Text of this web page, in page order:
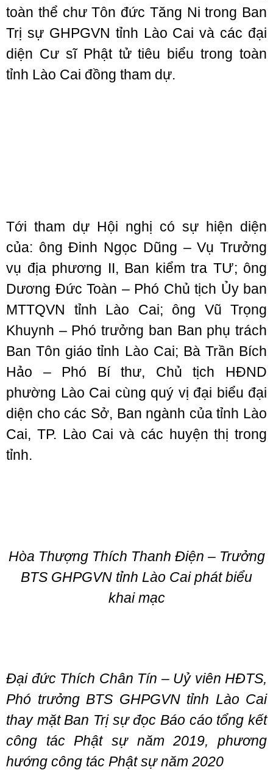
toàn thể chư Tôn đức Tăng Ni trong Ban
Trị sự GHPGVN tỉnh Lào Cai và các đại
diện Cư sĩ Phật tử tiêu biểu trong toàn
tỉnh Lào Cai đồng tham dự.
Tới tham dự Hội nghị có sự hiện diện
của: ông Đinh Ngọc Dũng – Vụ Trưởng
vụ địa phương II, Ban kiểm tra TƯ; ông
Dương Đức Toàn – Phó Chủ tịch Ủy ban
MTTQVN tỉnh Lào Cai; ông Vũ Trọng
Khuynh – Phó trưởng ban Ban phụ trách
Ban Tôn giáo tỉnh Lào Cai; Bà Trần Bích
Hảo – Phó Bí thư, Chủ tịch HĐND
phường Lào Cai cùng quý vị đại biểu đại
diện cho các Sở, Ban ngành của tỉnh Lào
Cai, TP. Lào Cai và các huyện thị trong
tỉnh.
Hòa Thượng Thích Thanh Điện – Trưởng
BTS GHPGVN tỉnh Lào Cai phát biểu
khai mạc
Đại đức Thích Chân Tín – Uỷ viên HĐTS,
Phó trưởng BTS GHPGVN tỉnh Lào Cai
thay mặt Ban Trị sự đọc Báo cáo tổng kết
công tác Phật sự năm 2019, phương
hướng công tác Phật sự năm 2020